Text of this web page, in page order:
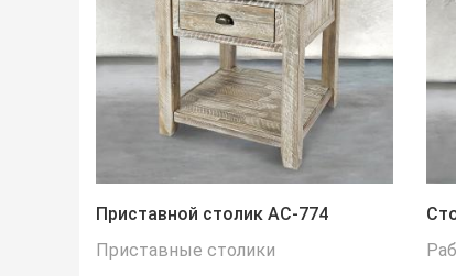
Приставной столик АС-774
Приставные столики